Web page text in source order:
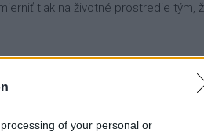
of your personal or
tlak na životné prostredie tým,
je výsledkom 3-ročnej štúdie
fľašami, aby dosiahnuť